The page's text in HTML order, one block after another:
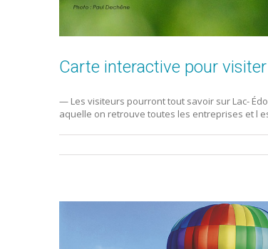
Carte interactive pour
— Les visiteurs pourront tout savoir sur Lac-
aquelle on retrouve toutes les entreprises et l